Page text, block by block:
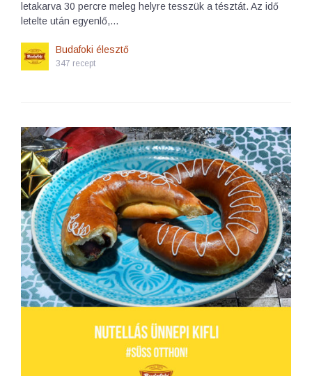
letakarva 30 percre meleg helyre tesszük a tésztát. Az idő
letelte után egyenlő,…
Budafoki élesztő
347 recept